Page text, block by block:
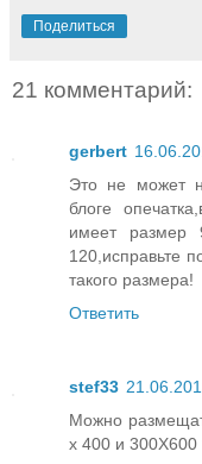
Поделиться
21 комментарий:
gerbert
Это не может
блоге
имеет
120,исправьте
такого размера!
Ответить
stef33
Можно
x 400 и 300Х600